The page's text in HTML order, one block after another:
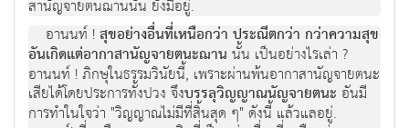
สานัญจายตนฌานนั้น ยังมีอยู่.
อานนท์ !สุขอย่างอื่นที่เหนือกว่า ประณีตกว่า กว่าความสุข
อันเกิดแต่อากาสานัญจายตนะฌาน นั้น เป็นอย่างไรเล่า ?
อานนท์ ! ภิกษุในธรรมวินัยนี้, เพราะผ่านพ้นอากาสานัญจายตนะ
เสียได้โดยประการทั้งปวง จึงบรรลุวิญญาณนัญจายตนะ อันมี
การทำในใจว่า "วิญญาณไม่มีที่สิ้นสุด ๆ" ดังนี้ แล้วแลอยู่.